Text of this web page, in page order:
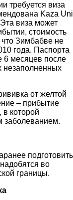
требуется виза
Kaza Uni
виза может
стоимость
Зимбабве не
года. Паспорта
6 месяцев после
незаполненных
от желтой
– прибытие
которой
заболеванием.
подготовить
во
границы.